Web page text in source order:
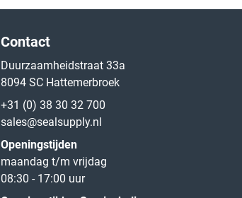
Contact
Duurzaamheidstraat 33a
8094 SC Hattemerbroek
+31 (0) 38 30 32 700
sales@sealsupply.nl
Openingstijden
maandag t/m vrijdag
08:30 - 17:00 uur